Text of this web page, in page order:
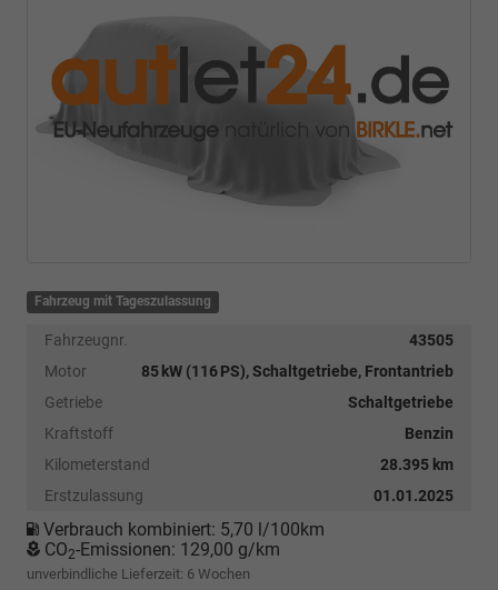
Fahrzeug mit Tageszulassung
Fahrzeugnr.
43505
Motor
85 kW (116 PS), Schaltgetriebe, Frontantrieb
Getriebe
Schaltgetriebe
Kraftstoff
Benzin
Kilometerstand
28.395 km
Erstzulassung
01.01.2025
Verbrauch kombiniert: 5,70 l/100km
CO2-Emissionen: 129,00 g/km
unverbindliche Lieferzeit: 6 Wochen